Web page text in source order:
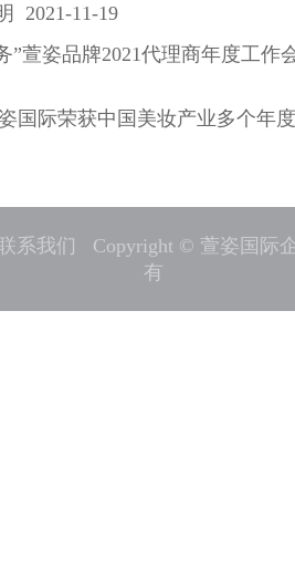
2021-11-19
”萱姿品牌2021代理商年度工作
国际荣获中国美妆产业多个年
系我们 Copyright © 萱姿国际
有